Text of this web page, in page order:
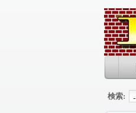
検索: